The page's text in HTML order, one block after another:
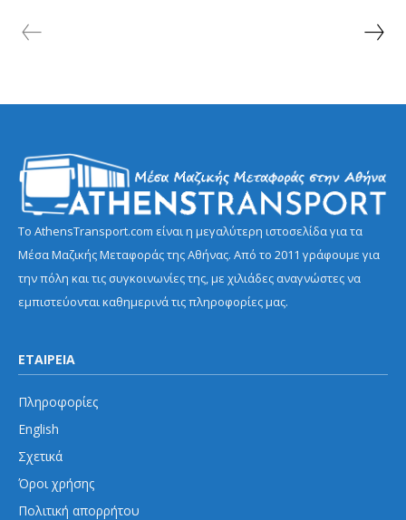
Το AthensTransport.com είναι η μεγαλύτερη ιστοσελίδα για τα
Μέσα Μαζικής Μεταφοράς της Αθήνας. Από το 2011 γράφουμε για
την πόλη και τις συγκοινωνίες της, με χιλιάδες αναγνώστες να
εμπιστεύονται καθημερινά τις πληροφορίες μας.
ΕΤΑΙΡΕΙΑ
Πληροφορίες
English
Σχετικά
Όροι χρήσης
Πολιτική απορρήτου